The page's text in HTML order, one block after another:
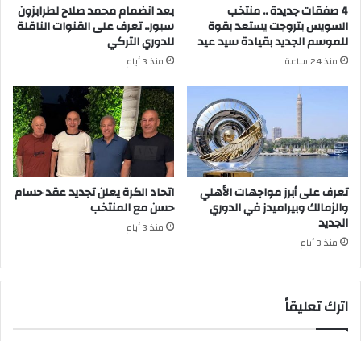
4 صفقات جديدة .. منتخب
السويس بتروجت يستعد بقوة
للموسم الجديد بقيادة سيد عيد
منذ 24 ساعة
بعد انضمام محمد صلاح لطرابزون
سبور.. تعرف على القنوات الناقلة
للدوري التركي
منذ 3 أيام
تعرف على أبرز مواجهات الأهلي
والزمالك وبيراميدز في الدوري
الجديد
منذ 3 أيام
اتحاد الكرة يعلن تجديد عقد حسام
حسن مع المنتخب
منذ 3 أيام
اترك تعليقاً